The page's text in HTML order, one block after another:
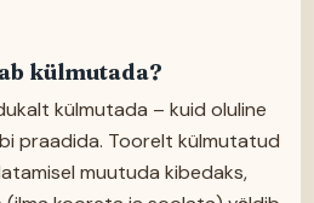
külmutada?
külmutada – kuid oluline
praadida. Toorelt külmutatud
muutuda kibedaks,